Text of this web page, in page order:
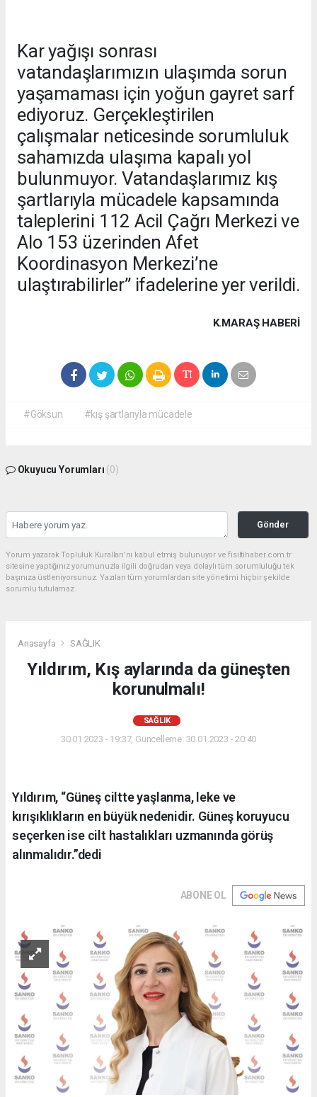
Kar yağışı sonrası
vatandaşlarımızın ulaşımda sorun
yaşamaması için yoğun gayret sarf
ediyoruz. Gerçekleştirilen
çalışmalar neticesinde sorumluluk
sahamızda ulaşıma kapalı yol
bulunmuyor. Vatandaşlarımız kış
şartlarıyla mücadele kapsamında
taleplerini 112 Acil Çağrı Merkezi ve
Alo 153 üzerinden Afet
Koordinasyon Merkezi’ne
ulaştırabilirler” ifadelerine yer verildi.
K.MARAŞ HABERİ
#Göksun #kış şartlarıyla mücadele
Okuyucu Yorumları (0)
Gönder
Yorum yazarak Topluluk Kuralları’nı kabul etmiş bulunuyor ve fisiltihaber.com.tr
sitesine yaptığınız yorumunuzla ilgili doğrudan veya dolaylı tüm sorumluluğu tek
başınıza üstleniyorsunuz. Yazılan tüm yorumlardan site yönetimi hiçbir şekilde
sorumlu tutulamaz.
Anasayfa SAĞLIK
Yıldırım, Kış aylarında da güneşten
korunulmalı!
SAĞLIK
30.01.2023 - 19:37, Güncelleme: 30.01.2023 - 20:40
Yıldırım, “Güneş ciltte yaşlanma, leke ve
kırışıklıkların en büyük nedenidir. Güneş koruyucu
seçerken ise cilt hastalıkları uzmanında görüş
alınmalıdır.”dedi
ABONE OL